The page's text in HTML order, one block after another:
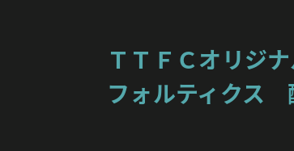
ＴＴＦＣオリジ
フォルティクス